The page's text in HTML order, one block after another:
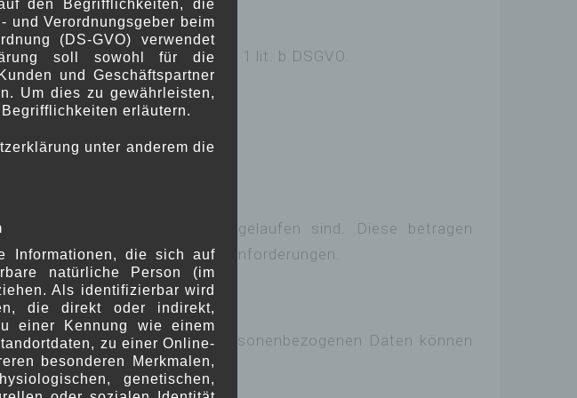
ist, basiert auf Art. 6 Abs. 1 lit. b DSGVO.
Aufbewahrungsfristen abgelaufen sind. Diese betragen
und steuerrechtlichen Anforderungen.
die Bereitstellung Ihrer personenbezogenen Daten können
gewähren.
den Begrifflichkeiten, die
und Verordnungsgeber beim
(DS-GVO) verwendet
soll sowohl für die
und Geschäftspartner
Um dies zu gewährleisten,
erläutern.
unter anderem die
Informationen, die sich auf
natürliche Person (im
Als identifizierbar wird
die direkt oder indirekt,
einer Kennung wie einem
zu einer Online-
besonderen Merkmalen,
genetischen,